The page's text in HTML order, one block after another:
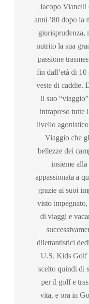
Jacopo Vianelli
anni ’80 dopo la
giurisprudenza,
nutrito la sua
passione
fin dall’età di
veste di caddie.
il suo
intrapreso tutte
livello
Viaggio che
bellezze dei
insieme
appassionata a
grazie ai suoi
visto
di viaggi e
dilettantistici
U.S. Kids Golf
scelto quindi di
per il golf e
vita, e ora in